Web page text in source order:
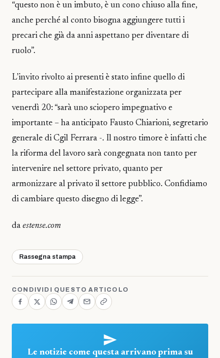
“questo non è un imbuto, è un cono chiuso alla fine,
anche perché al conto bisogna aggiungere tutti i
precari che già da anni aspettano per diventare di
ruolo”.
L’invito rivolto ai presenti è stato infine quello di
partecipare alla manifestazione organizzata per
venerdì 20: “sarà uno sciopero impegnativo e
importante – ha anticipato Fausto Chiarioni, segretario
generale di Cgil Ferrara -. Il nostro timore è infatti che
la riforma del lavoro sarà congegnata non tanto per
intervenire nel settore privato, quanto per
armonizzare al privato il settore pubblico. Confidiamo
di cambiare questo disegno di legge”.
da estense.com
Rassegna stampa
CONDIVIDI QUESTO ARTICOLO
Le notizie come questa arrivano prima su